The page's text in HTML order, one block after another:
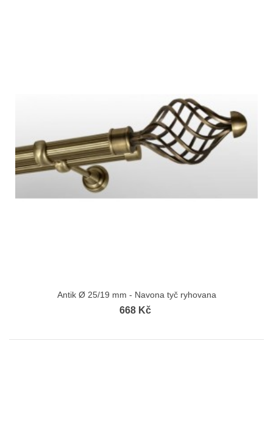
Antik Ø 25/19 mm - Navona tyč ryhovana
668 Kč